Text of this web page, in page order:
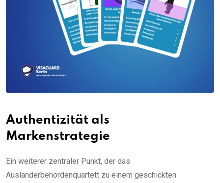
Authentizität als
Markenstrategie
Ein weiterer zentraler Punkt, der das
Ausländerbehördenquartett zu einem geschickten